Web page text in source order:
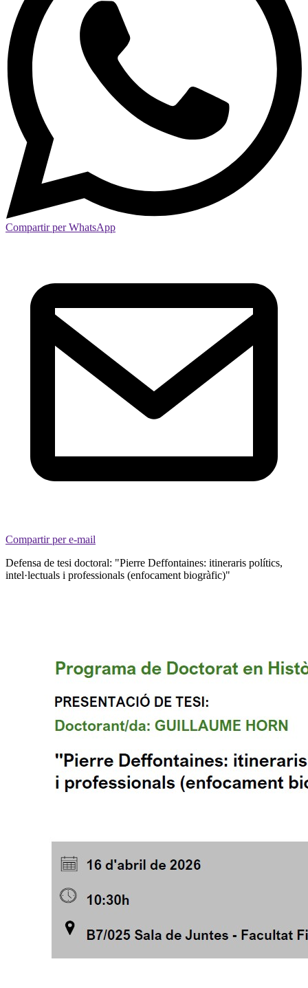
Compartir per WhatsApp
Compartir per e-mail
Defensa de tesi doctoral: "Pierre Deffontaines: itineraris polítics,
intel·lectuals i professionals (enfocament biogràfic)"